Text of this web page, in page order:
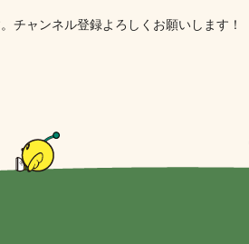
チャンネル登録よろしくお願いします！